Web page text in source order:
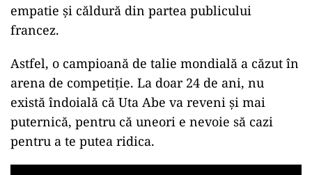
empatie și căldură din partea publicului
francez.
Astfel, o campioană de talie mondială a căzut în
arena de competiție. La doar 24 de ani, nu
există îndoială că Uta Abe va reveni și mai
puternică, pentru că uneori e nevoie să cazi
pentru a te putea ridica.